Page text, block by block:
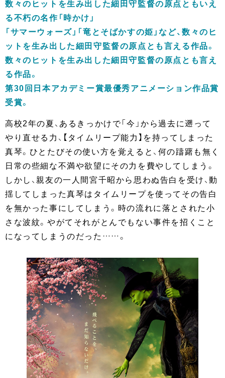
数々のヒットを生み出した細田守監督の原点ともいえ
る不朽の名作「時かけ」
「サマーウォーズ」「竜とそばかすの姫」など、数々のヒ
ットを生み出した細田守監督の原点とも言える作品。
数々のヒットを生み出した細田守監督の原点とも言え
る作品。
第30回日本アカデミー賞最優秀アニメーション作品賞
受賞。
高校2年の夏、あるきっかけで「今」から過去に遡って
やり直せる力、【タイムリープ能力】を持ってしまった
真琴。ひとたびその使い方を覚えると、何の躊躇も無く
日常の些細な不満や欲望にその力を費やしてしまう。
しかし、親友の一人間宮千昭から思わぬ告白を受け、動
揺してしまった真琴はタイムリープを使ってその告白
を無かった事にしてしまう。時の流れに落とされた小
さな波紋。やがてそれがとんでもない事件を招くこと
になってしまうのだった……。